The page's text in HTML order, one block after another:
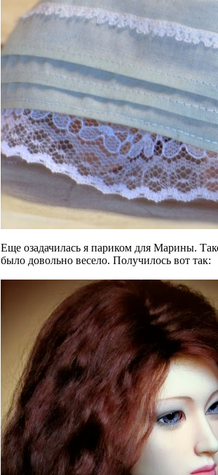
Еще озадачилась я париком для Марины.
было довольно весело. Получилось вот так: